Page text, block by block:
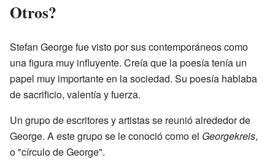
Otros?
Stefan George fue visto por sus contemporáneos como
una figura muy influyente. Creía que la poesía tenía un
papel muy importante en la sociedad. Su poesía hablaba
de sacrificio, valentía y fuerza.
Un grupo de escritores y artistas se reunió alrededor de
George. A este grupo se le conoció como el Georgekreis,
o "círculo de George".